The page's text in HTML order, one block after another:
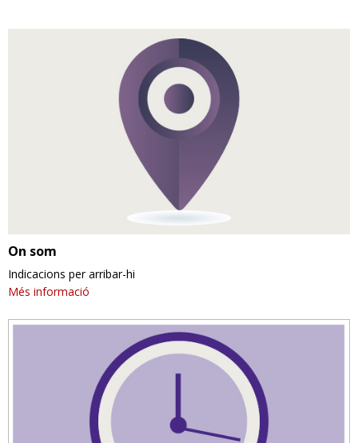
On som
Indicacions per arribar-hi
Més informació